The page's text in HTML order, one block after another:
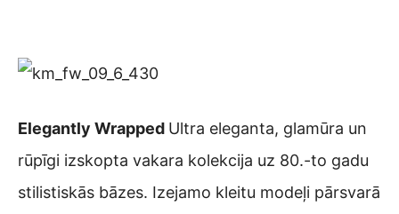
Elegantly Wrapped Ultra eleganta, glamūra un
rūpīgi izskopta vakara kolekcija uz 80.-to gadu
stilistiskās bāzes. Izejamo kleitu modeļi pārsvarā